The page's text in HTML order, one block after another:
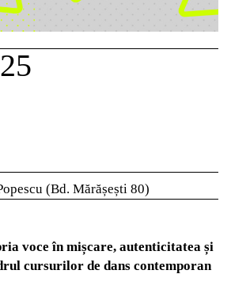
(Bd. Mărășești 80)
voce în mișcare, autenticitatea și
cursurilor de dans contemporan